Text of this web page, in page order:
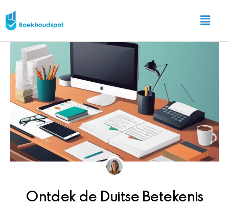
naar
de
Main
Menu
Ontdek de Duitse Betekenis